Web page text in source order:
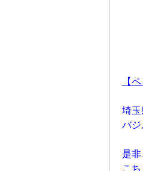
【
埼玉
バジ
是
こ